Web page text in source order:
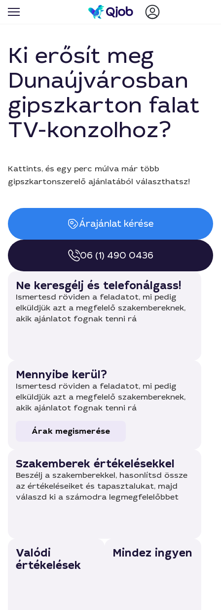
Ki erősít meg
Dunaújvárosban
gipszkarton falat
TV-konzolhoz?
Kattints, és egy perc múlva már több
gipszkartonszerelő ajánlatából választhatsz!
Árajánlat kérése
06 (1) 490 0436
Ne keresgélj és telefonálgass!
Ismertesd röviden a feladatot, mi pedig
elküldjük azt a megfelelő szakembereknek,
akik ajánlatot fognak tenni rá
Mennyibe kerül?
Ismertesd röviden a feladatot, mi pedig
elküldjük azt a megfelelő szakembereknek,
akik ajánlatot fognak tenni rá
Árak megismerése
Szakemberek értékelésekkel
Beszélj a szakemberekkel, hasonlítsd össze
az értékeléseiket és tapasztalukat, majd
válaszd ki a számodra legmegfelelőbbet
Valódi
értékelések
Mindez ingyen